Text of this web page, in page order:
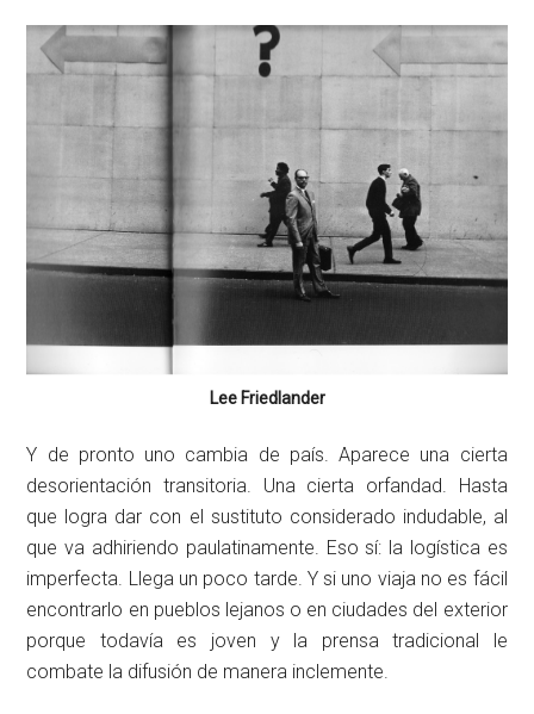
Lee Friedlander
Y de pronto uno cambia de país. Aparece una cierta
desorientación transitoria. Una cierta orfandad. Hasta
que logra dar con el sustituto considerado indudable, al
que va adhiriendo paulatinamente. Eso sí: la logística es
imperfecta. Llega un poco tarde. Y si uno viaja no es fácil
encontrarlo en pueblos lejanos o en ciudades del exterior
porque todavía es joven y la prensa tradicional le
combate la difusión de manera inclemente.